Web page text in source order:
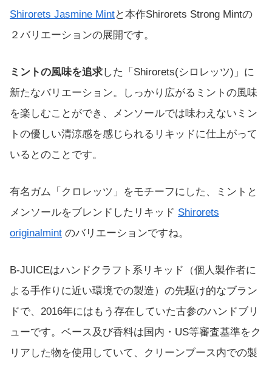
Shirorets Jasmine Mintと本作Shirorets Strong Mintの
２バリエーションの展開です。
ミントの風味を追求した「Shirorets(シロレッツ)」に
新たなバリエーション。しっかり広がるミントの風味
を楽しむことができ、メンソールでは味わえないミン
トの優しい清涼感を感じられるリキッドに仕上がって
いるとのことです。
有名ガム「クロレッツ」をモチーフにした、ミントと
メンソールをブレンドしたリキッド Shirorets
originalmint のバリエーションですね。
B-JUICEはハンドクラフト系リキッド（個人製作者に
よる手作りに近い環境での製造）の先駆け的なブラン
ドで、2016年にはもう存在していた古参のハンドブリ
ューです。ベース及び香料は国内・US等審査基準をク
リアした物を使用していて、クリーンブース内での製